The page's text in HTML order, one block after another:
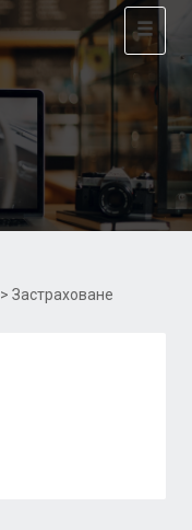
Toggle
> Застраховане